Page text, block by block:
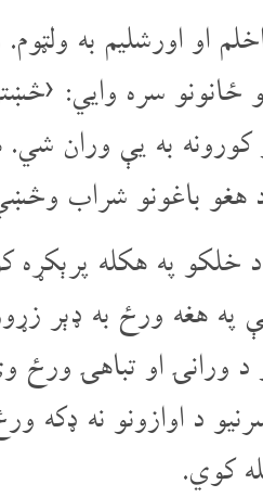
او اورشلیم به
ځانونو سره وایي:
به یې وران
د هغو باغونو شراب
په هکله پرېکړه
په هغه ورځ به ډېر
ورانۍ او تباهۍ ورځ
د اوازونو نه
کوي.